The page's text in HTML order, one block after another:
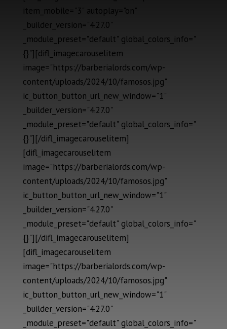
item_mobile="3" autoplay="on"
_builder_version="4.27.0"
_module_preset="default" global_colors_info="
{}"][difl_imagecarouselitem
image="https://barberialords.com/wp-
content/uploads/2024/10/famosos.jpg"
ic_button_button_url_new_window="1"
_builder_version="4.27.0"
_module_preset="default" global_colors_info="
{}"][/difl_imagecarouselitem]
[difl_imagecarouselitem
image="https://barberialords.com/wp-
content/uploads/2024/10/famosos.jpg"
ic_button_button_url_new_window="1"
_builder_version="4.27.0"
_module_preset="default" global_colors_info="
{}"][/difl_imagecarouselitem]
[difl_imagecarouselitem
image="https://barberialords.com/wp-
content/uploads/2024/10/famosos.jpg"
ic_button_button_url_new_window="1"
_builder_version="4.27.0"
_module_preset="default" global_colors_info="